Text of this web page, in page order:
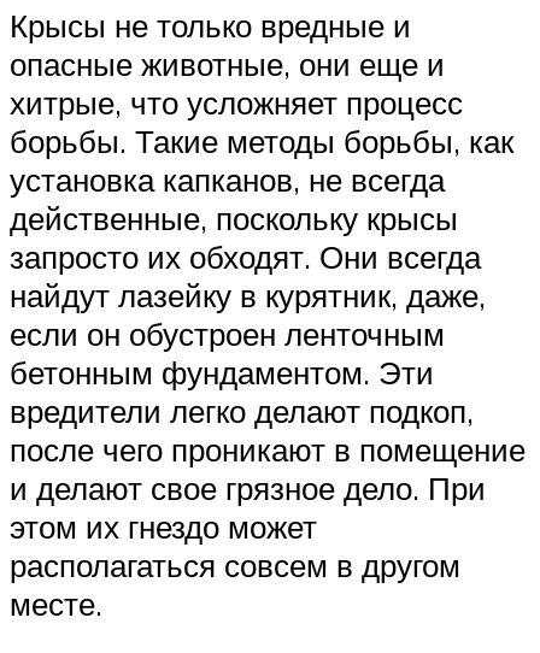
Крысы не только вредные и
опасные животные, они еще и
хитрые, что усложняет процесс
борьбы. Такие методы борьбы, как
установка капканов, не всегда
действенные, поскольку крысы
запросто их обходят. Они всегда
найдут лазейку в курятник, даже,
если он обустроен ленточным
бетонным фундаментом. Эти
вредители легко делают подкоп,
после чего проникают в помещение
и делают свое грязное дело. При
этом их гнездо может
располагаться совсем в другом
месте.